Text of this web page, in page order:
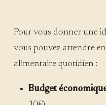
Pour vous donner une
vous pouvez attendre
alimentaire quotidien :
Budget